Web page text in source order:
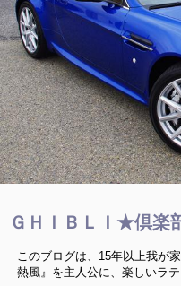
ＧＨＩＢＬＩ★倶楽
このブログは、15年以上我が
熱風』を主人公に、楽しいラ